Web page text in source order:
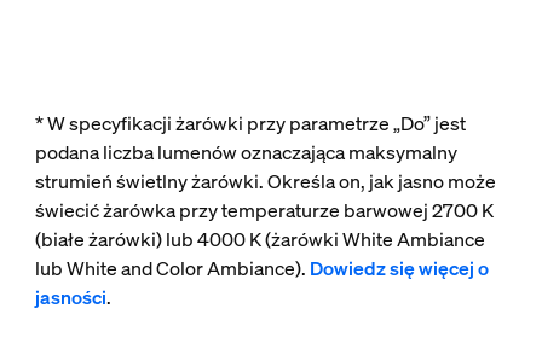
* W specyfikacji żarówki przy parametrze „Do” jest
podana liczba lumenów oznaczająca maksymalny
strumień świetlny żarówki. Określa on, jak jasno może
świecić żarówka przy temperaturze barwowej 2700 K
(białe żarówki) lub 4000 K (żarówki White Ambiance
lub White and Color Ambiance). Dowiedz się więcej o
jasności.